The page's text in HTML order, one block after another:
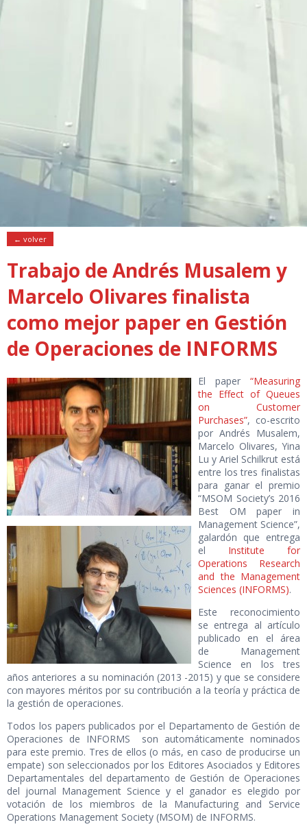
← volver
Trabajo de Andrés Musalem y
Marcelo Olivares finalista
como mejor paper en Gestión
de Operaciones de INFORMS
El paper “Measuring
the Effect of Queues
on Customer
Purchases”, co-escrito
por Andrés Musalem,
Marcelo Olivares, Yina
Lu y Ariel Schilkrut está
entre los tres finalistas
para ganar el premio
“MSOM Society’s 2016
Best OM paper in
Management Science”,
galardón que entrega
el Institute for
Operations Research
and the Management
Sciences (INFORMS).
Este reconocimiento
se entrega al artículo
publicado en el área
de Management
Science en los tres
años anteriores a su nominación (2013 -2015) y que se considere
con mayores méritos por su contribución a la teoría y práctica de
la gestión de operaciones.
Todos los papers publicados por el Departamento de Gestión de
Operaciones de INFORMS son automáticamente nominados
para este premio. Tres de ellos (o más, en caso de producirse un
empate) son seleccionados por los Editores Asociados y Editores
Departamentales del departamento de Gestión de Operaciones
del journal Management Science y el ganador es elegido por
votación de los miembros de la Manufacturing and Service
Operations Management Society (MSOM) de INFORMS.